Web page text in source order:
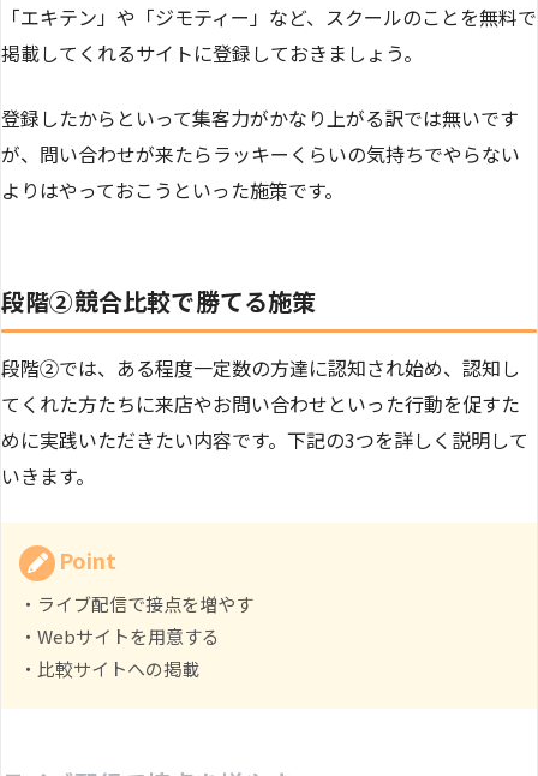
「エキテン」や「ジモティー」など、スクールのことを無料で
掲載してくれるサイトに登録しておきましょう。
登録したからといって集客力がかなり上がる訳では無いです
が、問い合わせが来たらラッキーくらいの気持ちでやらない
よりはやっておこうといった施策です。
段階②競合比較で勝てる施策
段階②では、ある程度一定数の方達に認知され始め、認知し
てくれた方たちに来店やお問い合わせといった行動を促すた
めに実践いただきたい内容です。下記の3つを詳しく説明して
いきます。
Point
・ライブ配信で接点を増やす
・Webサイトを用意する
・比較サイトへの掲載